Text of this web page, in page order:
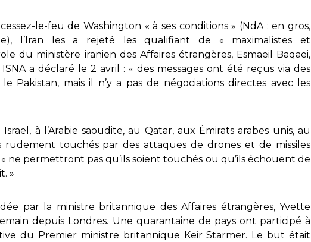
le-feu de Washington « à ses conditions » (NdA : en gros,
l’Iran les a rejeté les qualifiant de « maximalistes et
du ministère iranien des Affaires étrangères, Esmaeil Baqaei,
a déclaré le 2 avril : « des messages ont été reçus via des
Pakistan, mais il n’y a pas de négociations directes avec les
à l’Arabie saoudite, au Qatar, aux Émirats arabes unis, au
touchés par des attaques de drones et de missiles
ne permettront pas qu’ils soient touchés ou qu’ils échouent de
»
par la ministre britannique des Affaires étrangères, Yvette
depuis Londres. Une quarantaine de pays ont participé à
du Premier ministre britannique Keir Starmer. Le but était